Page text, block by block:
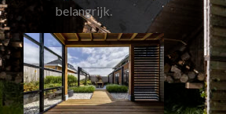
belangrijk.